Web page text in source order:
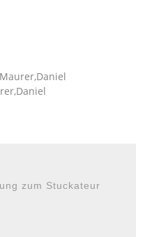
zum Stuckateur